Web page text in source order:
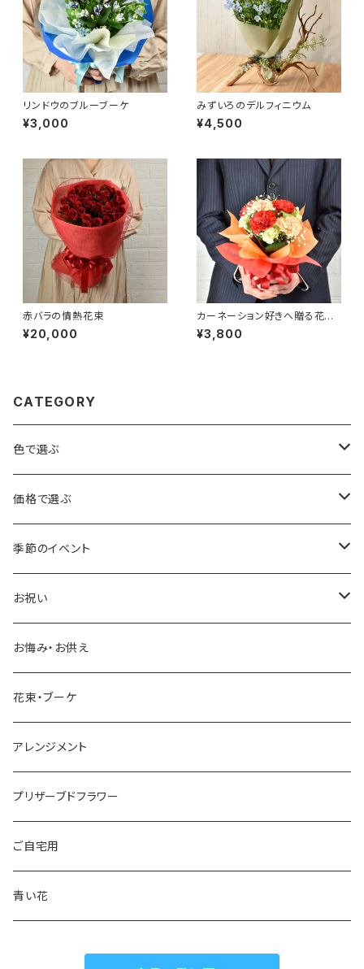
リンドウのブルーブーケ
¥3,000
みずいろのデルフィニウム
¥4,500
赤バラの情熱花束
¥20,000
カーネーション好きへ贈る花束
【オレンジ】
¥3,800
CATEGORY
色で選ぶ
赤・ピンク
青・紫
黄色・オレンジ
白・緑
カラフル
価格で選ぶ
～3,000円
3,001円～5,000円
5,001円～10,000円
10,000円～
季節のイベント
バレンタイン
ホワイトデー
母の日
父の日
ハロウィン
クリスマス
おひなさま
お祝い
誕生日
ご入学・ご卒業
結婚記念日
結婚祝い・出産祝い
引っ越し祝い
送別・退職祝い
お悔み・お供え
花束・ブーケ
アレンジメント
プリザーブドフラワー
ご自宅用
青い花